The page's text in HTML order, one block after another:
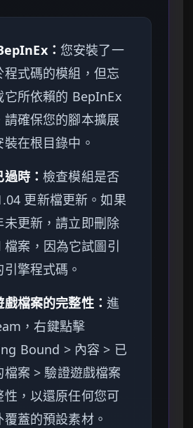
： 您安裝了一
程式碼的模組，但忘
它所依賴的 BepInEx
請確保您的腳本擴展
在根目錄中。
過時：檢查模組是否
更新檔更新。如果
未更新，請立即刪除
案，因為它試圖引
擎程式碼。
檔案的完整性： 進
，右鍵點擊
Bound > 內容 > 已
檔案 > 驗證遊戲檔案
性，以還原任何您可
覆蓋的預設素材。